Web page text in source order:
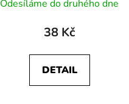
Odesíláme do druhého dne
38 Kč
DETAIL